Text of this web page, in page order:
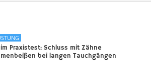
Praxistest: Schluss mit Zähne
bei langen Tauchgängen